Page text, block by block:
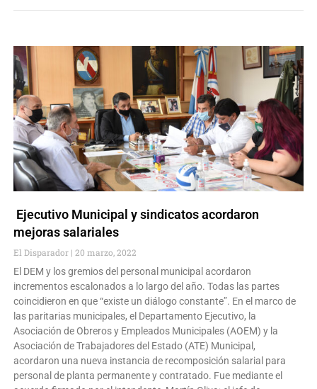
Ejecutivo Municipal y sindicatos acordaron
mejoras salariales
El Disparador 20 marzo, 2022
El DEM y los gremios del personal municipal acordaron
incrementos escalonados a lo largo del año. Todas las partes
coincidieron en que “existe un diálogo constante”. En el marco de
las paritarias municipales, el Departamento Ejecutivo, la
Asociación de Obreros y Empleados Municipales (AOEM) y la
Asociación de Trabajadores del Estado (ATE) Municipal,
acordaron una nueva instancia de recomposición salarial para
personal de planta permanente y contratado. Fue mediante el